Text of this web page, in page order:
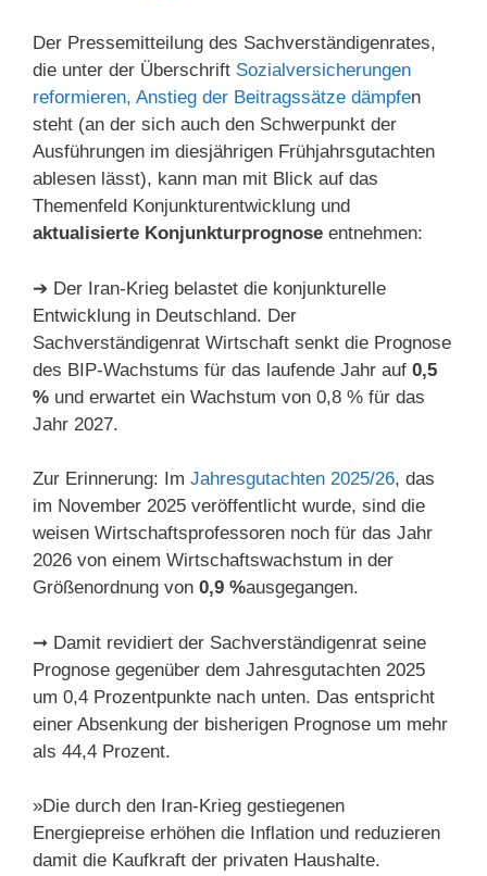
Der Pressemitteilung des Sachverständigenrates,
die unter der Überschrift Sozialversicherungen
reformieren, Anstieg der Beitragssätze dämpfen
steht (an der sich auch den Schwerpunkt der
Ausführungen im diesjährigen Frühjahrsgutachten
ablesen lässt), kann man mit Blick auf das
Themenfeld Konjunkturentwicklung und
aktualisierte Konjunkturprognose entnehmen:
➔ Der Iran-Krieg belastet die konjunkturelle
Entwicklung in Deutschland. Der
Sachverständigenrat Wirtschaft senkt die Prognose
des BIP-Wachstums für das laufende Jahr auf 0,5
% und erwartet ein Wachstum von 0,8 % für das
Jahr 2027.
Zur Erinnerung: Im Jahresgutachten 2025/26, das
im November 2025 veröffentlicht wurde, sind die
weisen Wirtschaftsprofessoren noch für das Jahr
2026 von einem Wirtschaftswachstum in der
Größenordnung von 0,9 %ausgegangen.
➞ Damit revidiert der Sachverständigenrat seine
Prognose gegenüber dem Jahresgutachten 2025
um 0,4 Prozentpunkte nach unten. Das entspricht
einer Absenkung der bisherigen Prognose um mehr
als 44,4 Prozent.
»Die durch den Iran-Krieg gestiegenen
Energiepreise erhöhen die Inflation und reduzieren
damit die Kaufkraft der privaten Haushalte.